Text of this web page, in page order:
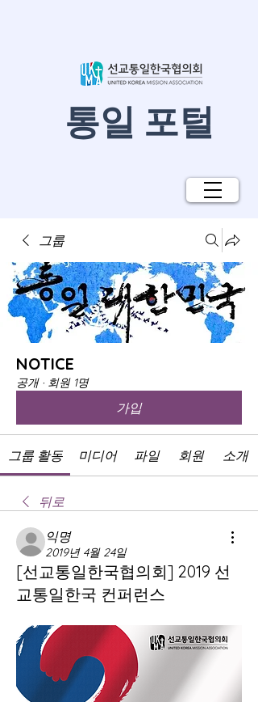
​통일 포털
그룹
NOTICE
공개 · 회원 1명
가입
그룹 활동 미디어 파일 회원 소개
뒤로
익명
2019년 4월 24일
[선교통일한국협의회] 2019 선
교통일한국 컨퍼런스